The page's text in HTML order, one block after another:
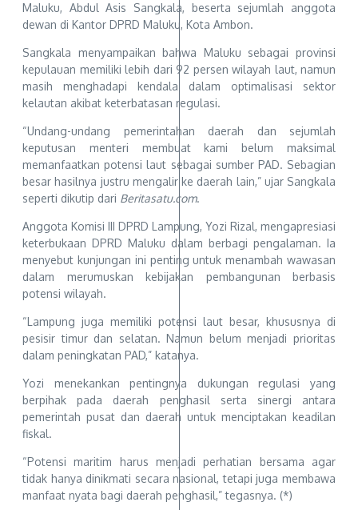
Maluku, Abdul Asis Sangkala, beserta sejumlah anggota
dewan di Kantor DPRD Maluku, Kota Ambon.
Sangkala menyampaikan bahwa Maluku sebagai provinsi
kepulauan memiliki lebih dari 92 persen wilayah laut, namun
masih menghadapi kendala dalam optimalisasi sektor
kelautan akibat keterbatasan regulasi.
“Undang-undang pemerintahan daerah dan sejumlah
keputusan menteri membuat kami belum maksimal
memanfaatkan potensi laut sebagai sumber PAD. Sebagian
besar hasilnya justru mengalir ke daerah lain,” ujar Sangkala
seperti dikutip dari Beritasatu.com.
Anggota Komisi III DPRD Lampung, Yozi Rizal, mengapresiasi
keterbukaan DPRD Maluku dalam berbagi pengalaman. Ia
menyebut kunjungan ini penting untuk menambah wawasan
dalam merumuskan kebijakan pembangunan berbasis
potensi wilayah.
“Lampung juga memiliki potensi laut besar, khususnya di
pesisir timur dan selatan. Namun belum menjadi prioritas
dalam peningkatan PAD,” katanya.
Yozi menekankan pentingnya dukungan regulasi yang
berpihak pada daerah penghasil serta sinergi antara
pemerintah pusat dan daerah untuk menciptakan keadilan
fiskal.
“Potensi maritim harus menjadi perhatian bersama agar
tidak hanya dinikmati secara nasional, tetapi juga membawa
manfaat nyata bagi daerah penghasil,” tegasnya. (*)